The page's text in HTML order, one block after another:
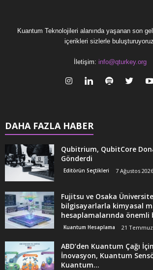
Kuantum Teknolojileri alanında yaşanan son
içerikleri sizlerle
İletişim: info@qturkey.org
DAHA FAZLA HABER
Qubitrium, QubitCore
Gönderdi
Editörün Seçtikleri 7 Ağustos 2026
Fujitsu ve Osaka
bilgisayarlarla kimyasal
hesaplamalarında önemli
Kuantum Hesaplama 21
ABD’den Kuantum Çağı
İnovasyon, Kuantum
Kuantum...